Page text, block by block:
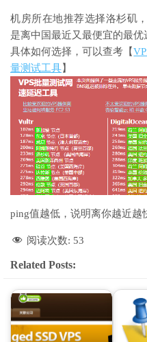
机房所在地推荐选择洛杉矶
是离中国最近又最便宜的最优
具体如何选择，可以查考【
量测试工具】
ping值越低，说明离你越近越
阅读次数: 53
Related Posts: